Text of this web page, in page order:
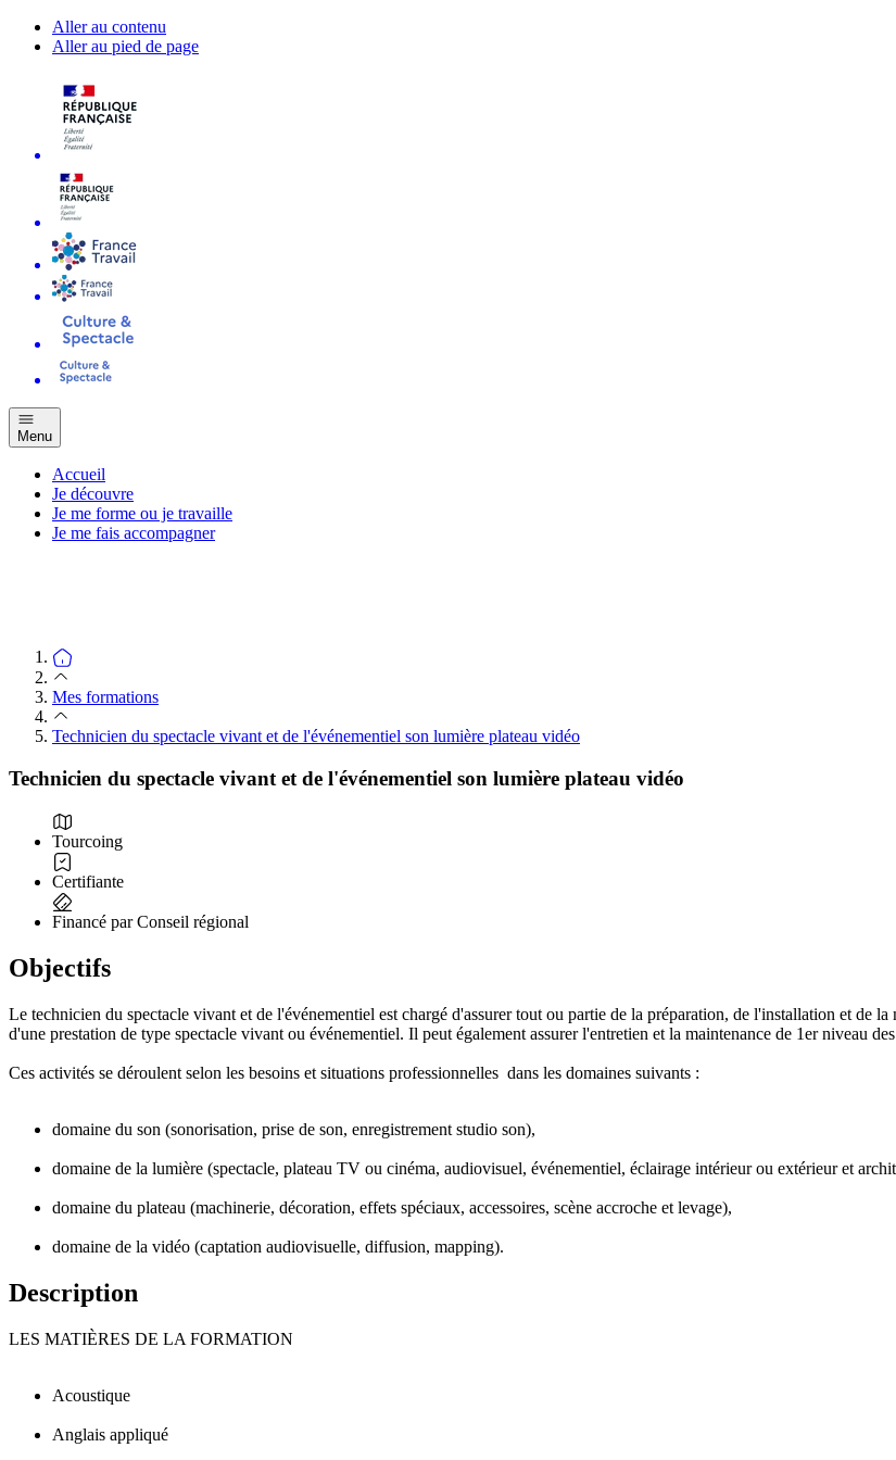
Aller au contenu
Aller au pied de page
Menu
Accueil
Je découvre
Je me forme ou je travaille
Je me fais accompagner
Mes formations
Technicien du spectacle vivant et de l'événementiel son lumière plateau vidéo
Technicien du spectacle vivant et de l'événementiel son lumière plateau vidéo
Tourcoing
Certifiante
Financé par Conseil régional
Objectifs
Le technicien du spectacle vivant et de l'événementiel est chargé d'assurer tout ou partie de la préparation, de l'installation et de
d'une prestation de type spectacle vivant ou événementiel. Il peut également assurer l'entretien et la maintenance de 1er niveau
Ces activités se déroulent selon les besoins et situations professionnelles dans les domaines suivants :
domaine du son (sonorisation, prise de son, enregistrement studio son),
domaine de la lumière (spectacle, plateau TV ou cinéma, audiovisuel, événementiel, éclairage intérieur ou extérieur et
domaine du plateau (machinerie, décoration, effets spéciaux, accessoires, scène accroche et levage),
domaine de la vidéo (captation audiovisuelle, diffusion, mapping).
Description
LES MATIÈRES DE LA FORMATION
Acoustique
Anglais appliqué